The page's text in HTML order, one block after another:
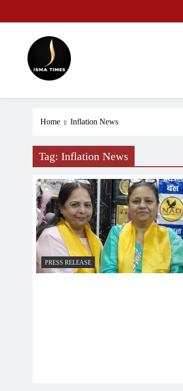
ISMA TIMES NEWS
Home Inflation News
Tag: Inflation News
PRESS RELEASE